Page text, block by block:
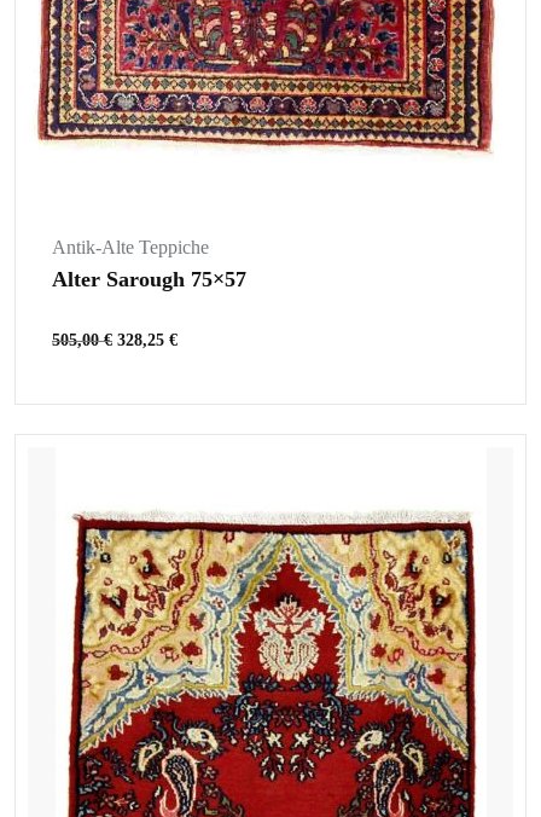
Antik-Alte Teppiche
Alter Sarough 75×57
505,00€ 328,25 €